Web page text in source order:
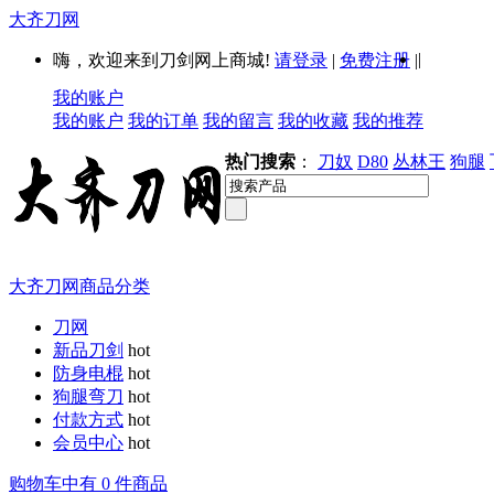
大齐刀网
嗨，欢迎来到刀剑网上商城! 请登录 | 免费注册 ||
我的账户
我的账户 我的订单 我的留言 我的收藏 我的推荐
热门搜索 ： 刀奴 D80 丛林王 狗腿
大齐刀网商品分类
刀网
新品刀剑 hot
防身电棍 hot
狗腿弯刀 hot
付款方式 hot
会员中心 hot
购物车中有 0 件商品